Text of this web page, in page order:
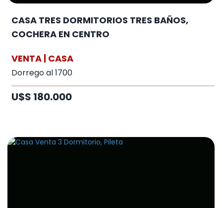
CASA TRES DORMITORIOS TRES BAÑOS,
COCHERA EN CENTRO
VENTA | CASA
Dorrego al 1700
U$S 180.000